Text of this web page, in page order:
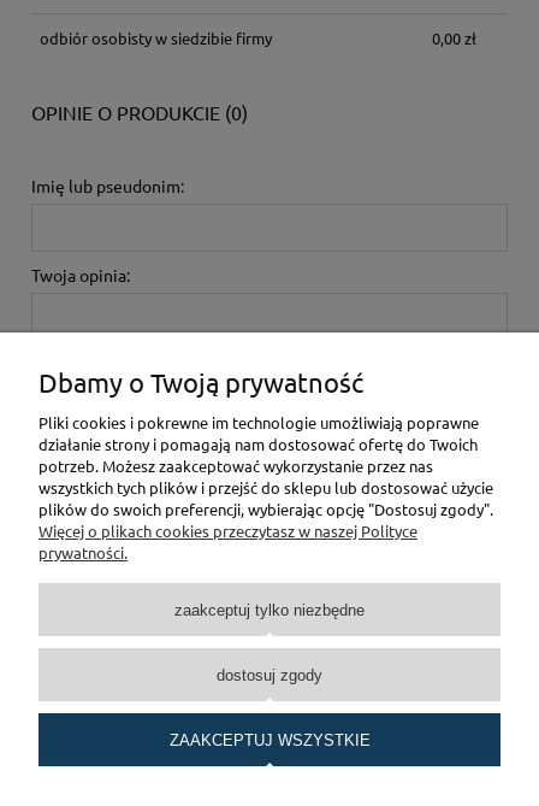
odbiór osobisty w siedzibie firmy 0,00 zł
OPINIE O PRODUKCIE (0)
Imię lub pseudonim:
Twoja opinia:
wyślij
Pomoc
O nas
Dbamy o Twoją prywatność
Pliki cookies i pokrewne im technologie umożliwiają poprawne
działanie strony i pomagają nam dostosować ofertę do Twoich
potrzeb. Możesz zaakceptować wykorzystanie przez nas
wszystkich tych plików i przejść do sklepu lub dostosować użycie
plików do swoich preferencji, wybierając opcję "Dostosuj zgody".
Więcej o plikach cookies przeczytasz w naszej Polityce
prywatności.
zaakceptuj tylko niezbędne
dostosuj zgody
ZAAKCEPTUJ WSZYSTKIE